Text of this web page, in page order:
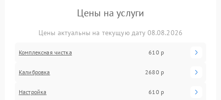
Цены на услуги
Цены актуальны на текущую дату 08.08.2026
Комплексная чистка 610 р
Калибровка 2680 р
Настройка 610 р